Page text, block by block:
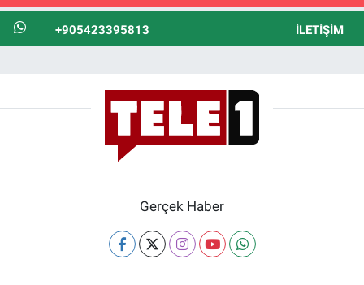
+905423395813 İLETIŞIM
Gerçek Haber